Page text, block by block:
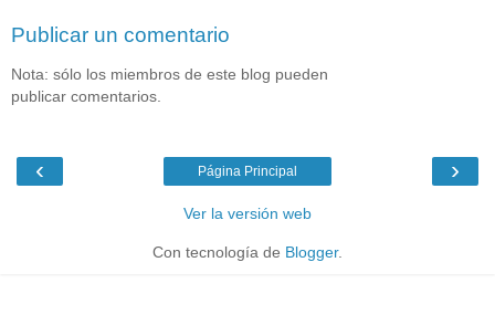
Publicar un comentario
Nota: sólo los miembros de este blog pueden
publicar comentarios.
‹ ›
Página Principal
Ver la versión web
Con tecnología de Blogger.